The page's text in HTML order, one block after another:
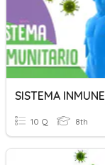
SISTEMA INMUNE
10 Q 8th